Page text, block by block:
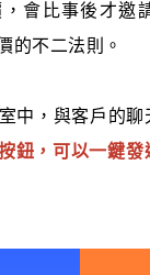
會比事後才邀
的不二法則。
中，與客戶的
鈕，可以一鍵